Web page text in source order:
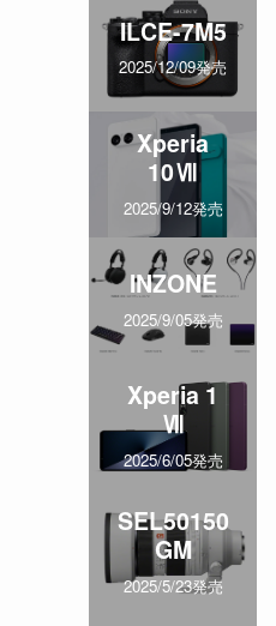
ILCE-7M5
2025/12/09発売
Xperia
10Ⅶ
2025/9/12発売
INZONE
2025/9/05発売
Xperia 1
Ⅶ
2025/6/05発売
SEL50150
GM
2025/5/23発売